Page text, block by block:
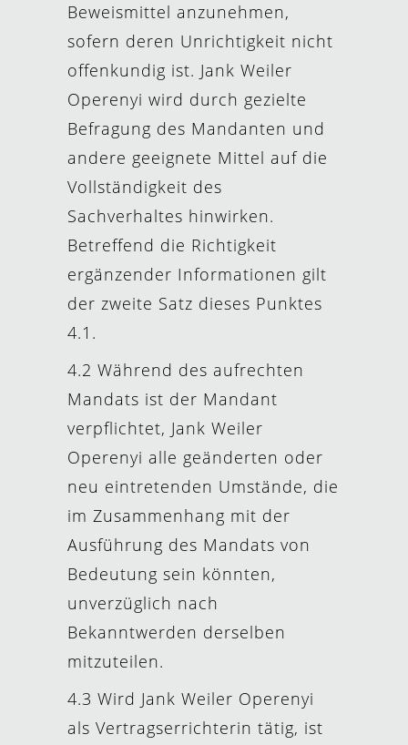
Beweismittel anzunehmen,
sofern deren Unrichtigkeit nicht
offenkundig ist. Jank Weiler
Operenyi wird durch gezielte
Befragung des Mandanten und
andere geeignete Mittel auf die
Vollständigkeit des
Sachverhaltes hinwirken.
Betreffend die Richtigkeit
ergänzender Informationen gilt
der zweite Satz dieses Punktes
4.1.
4.2 Während des aufrechten
Mandats ist der Mandant
verpflichtet, Jank Weiler
Operenyi alle geänderten oder
neu eintretenden Umstände, die
im Zusammenhang mit der
Ausführung des Mandats von
Bedeutung sein könnten,
unverzüglich nach
Bekanntwerden derselben
mitzuteilen.
4.3 Wird Jank Weiler Operenyi
als Vertragserrichterin tätig, ist